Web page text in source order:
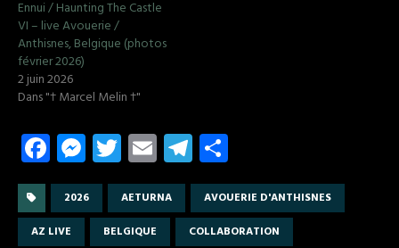
Ennui / Haunting The Castle
VI – live Avouerie /
Anthisnes, Belgique (photos
février 2026)
2 juin 2026
Dans "† Marcel Melin †"
Fa
ce
b
o
M
es
se
n
T
w
it
te
E
m
ail
T
el
e
gr
ar
ta
g
2026 AETURNA
AVOUERIE D'ANTHISNES
AZ LIVE
BELGIQUE
COLLABORATION